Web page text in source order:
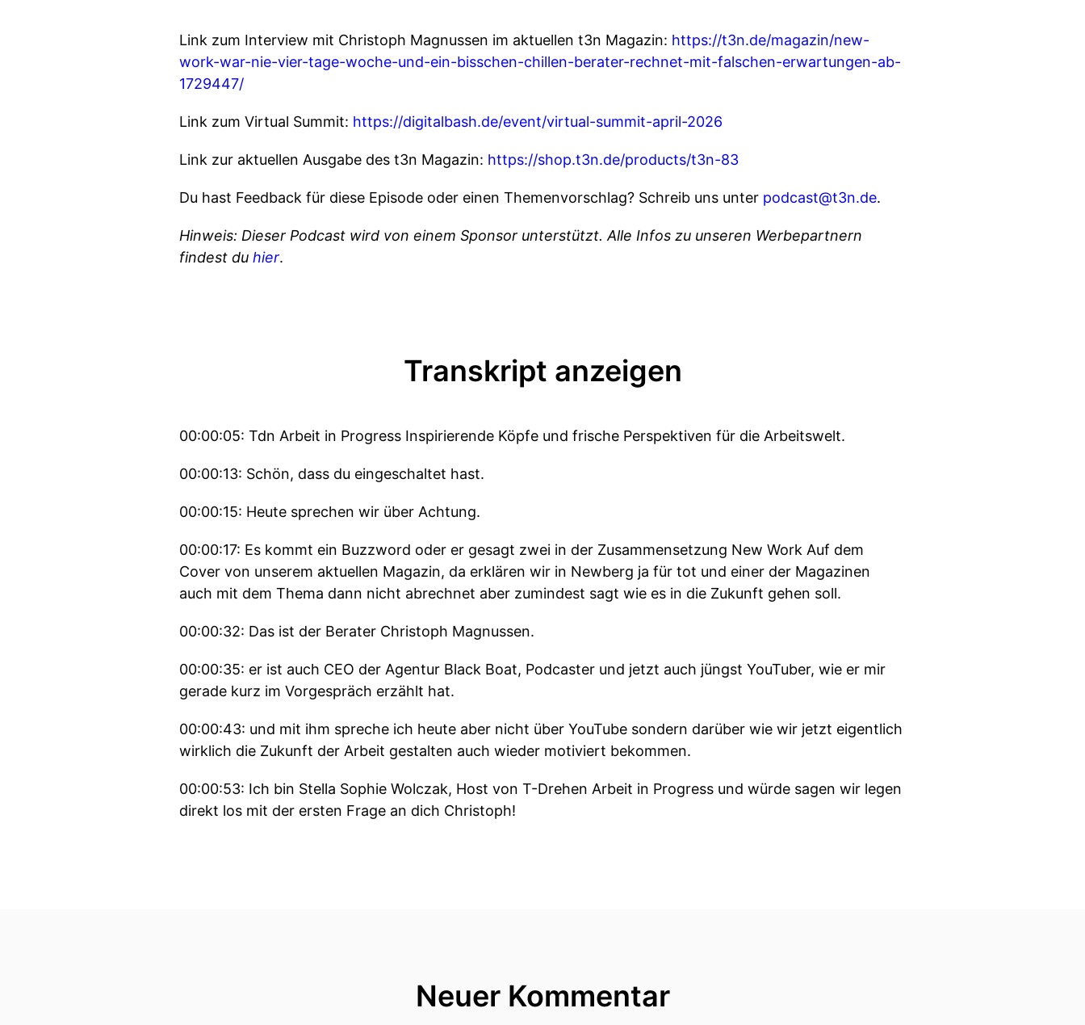
Link zum Interview mit Christoph Magnussen im aktuellen t3n Magazin: https://t3n.de/magazin/new-
work-war-nie-vier-tage-woche-und-ein-bisschen-chillen-berater-rechnet-mit-falschen-erwartungen-ab-
1729447/
Link zum Virtual Summit: https://digitalbash.de/event/virtual-summit-april-2026
Link zur aktuellen Ausgabe des t3n Magazin: https://shop.t3n.de/products/t3n-83
Du hast Feedback für diese Episode oder einen Themenvorschlag? Schreib uns unter podcast@t3n.de.
Hinweis: Dieser Podcast wird von einem Sponsor unterstützt. Alle Infos zu unseren Werbepartnern
findest du hier.
Transkript anzeigen
00:00:05: Tdn Arbeit in Progress Inspirierende Köpfe und frische Perspektiven für die Arbeitswelt.
00:00:13: Schön, dass du eingeschaltet hast.
00:00:15: Heute sprechen wir über Achtung.
00:00:17: Es kommt ein Buzzword oder er gesagt zwei in der Zusammensetzung New Work Auf dem
Cover von unserem aktuellen Magazin, da erklären wir in Newberg ja für tot und einer der Magazinen
auch mit dem Thema dann nicht abrechnet aber zumindest sagt wie es in die Zukunft gehen soll.
00:00:32: Das ist der Berater Christoph Magnussen.
00:00:35: er ist auch CEO der Agentur Black Boat, Podcaster und jetzt auch jüngst YouTuber, wie er mir
gerade kurz im Vorgespräch erzählt hat.
00:00:43: und mit ihm spreche ich heute aber nicht über YouTube sondern darüber wie wir jetzt eigentlich
wirklich die Zukunft der Arbeit gestalten auch wieder motiviert bekommen.
00:00:53: Ich bin Stella Sophie Wolczak, Host von T-Drehen Arbeit in Progress und würde sagen wir legen
direkt los mit der ersten Frage an dich Christoph!
00:01:13: Und ich mach das tatsächlich nicht seit kurzem sondern eine ganze Weile.
Neuer Kommentar